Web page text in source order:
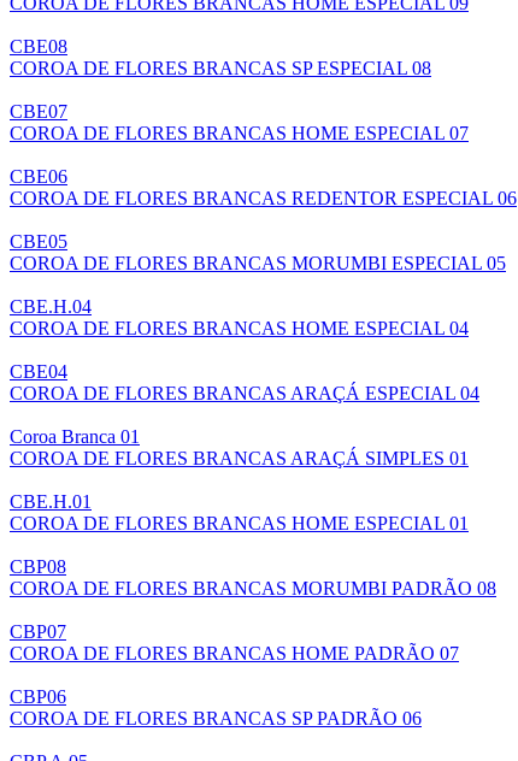
CBE08
COROA DE FLORES BRANCAS SP ESPECIAL 08
CBE07
COROA DE FLORES BRANCAS HOME ESPECIAL 07
CBE06
COROA DE FLORES BRANCAS REDENTOR ESPECIAL 06
CBE05
COROA DE FLORES BRANCAS MORUMBI ESPECIAL 05
CBE.H.04
COROA DE FLORES BRANCAS HOME ESPECIAL 04
CBE04
COROA DE FLORES BRANCAS ARAÇÁ ESPECIAL 04
Coroa Branca 01
COROA DE FLORES BRANCAS ARAÇÁ SIMPLES 01
CBE.H.01
COROA DE FLORES BRANCAS HOME ESPECIAL 01
CBP08
COROA DE FLORES BRANCAS MORUMBI PADRÃO 08
CBP07
COROA DE FLORES BRANCAS HOME PADRÃO 07
CBP06
COROA DE FLORES BRANCAS SP PADRÃO 06